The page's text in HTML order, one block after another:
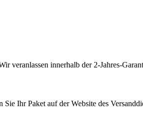
veranlassen innerhalb der 2-Jahres-
Ihr Paket auf der Website des